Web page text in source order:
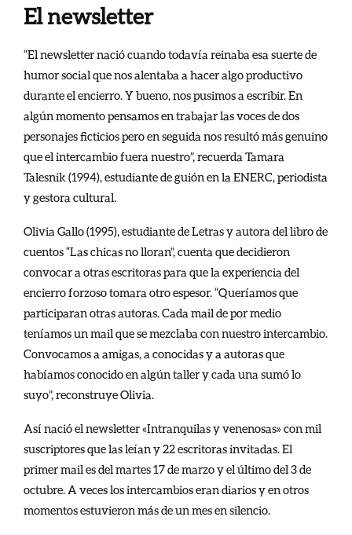
El newsletter
“El newsletter nació cuando todavía reinaba esa suerte de
humor social que nos alentaba a hacer algo productivo
durante el encierro. Y bueno, nos pusimos a escribir. En
algún momento pensamos en trabajar las voces de dos
personajes ficticios pero en seguida nos resultó más genuino
que el intercambio fuera nuestro”, recuerda Tamara
Talesnik (1994), estudiante de guión en la ENERC, periodista
y gestora cultural.
Olivia Gallo (1995), estudiante de Letras y autora del libro de
cuentos “Las chicas no lloran”, cuenta que decidieron
convocar a otras escritoras para que la experiencia del
encierro forzoso tomara otro espesor. “Queríamos que
participaran otras autoras. Cada mail de por medio
teníamos un mail que se mezclaba con nuestro intercambio.
Convocamos a amigas, a conocidas y a autoras que
habíamos conocido en algún taller y cada una sumó lo
suyo”, reconstruye Olivia.
Así nació el newsletter «Intranquilas y venenosas» con mil
suscriptores que las leían y 22 escritoras invitadas. El
primer mail es del martes 17 de marzo y el último del 3 de
octubre. A veces los intercambios eran diarios y en otros
momentos estuvieron más de un mes en silencio.